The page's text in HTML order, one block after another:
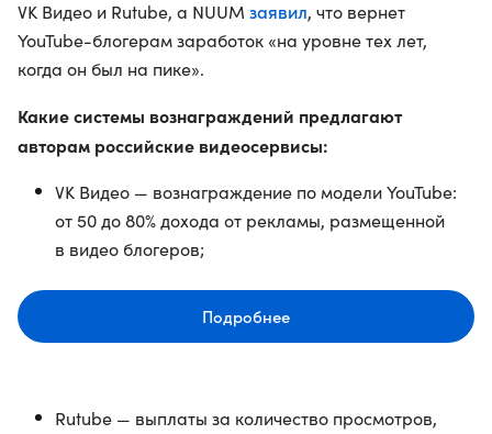
VK Видео и ​​Rutube, а NUUM заявил, что вернет
YouTube-блогерам заработок «на уровне тех лет,
когда он был на пике».
Какие системы вознаграждений предлагают
авторам российские видеосервисы:
VK Видео — вознаграждение по модели YouTube:
от 50 до 80% дохода от рекламы, размещенной
в видео блогеров;
Подробнее
​​Rutube — выплаты за количество просмотров,